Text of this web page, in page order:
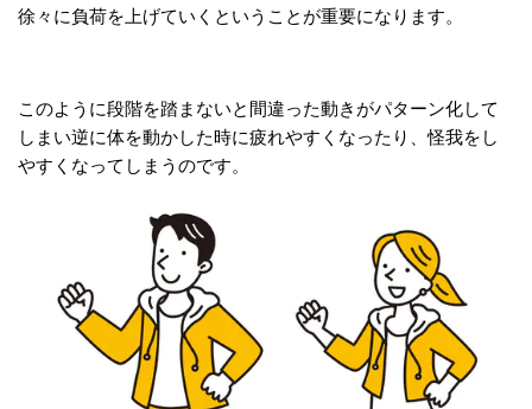
徐々に負荷を上げていくということが重要になります。
このように段階を踏まないと間違った動きがパターン化して
しまい逆に体を動かした時に疲れやすくなったり、怪我をし
やすくなってしまうのです。